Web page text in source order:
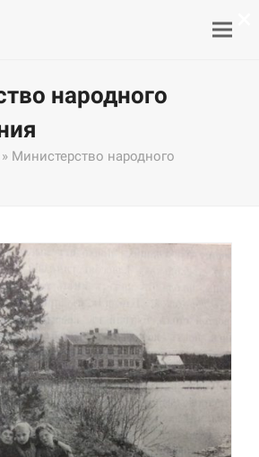
народного
» Министерство народного